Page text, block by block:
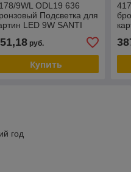
9WL ODL19 636
Подсветка для
LED 9W SANTI
руб.
Купить
год